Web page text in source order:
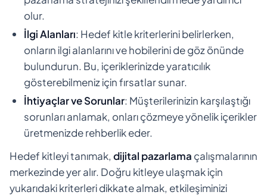
olur.
İlgi Alanları: Hedef kitle kriterlerini belirlerken,
onların ilgi alanlarını ve hobilerini de göz önünde
bulundurun. Bu, içeriklerinizde yaratıcılık
gösterebilmeniz için fırsatlar sunar.
İhtiyaçlar ve Sorunlar: Müşterilerinizin karşılaştığı
sorunları anlamak, onları çözmeye yönelik içerikler
üretmenizde rehberlik eder.
Hedef kitleyi tanımak, dijital pazarlama çalışmalarının
merkezinde yer alır. Doğru kitleye ulaşmak için
yukarıdaki kriterleri dikkate almak, etkileşiminizi